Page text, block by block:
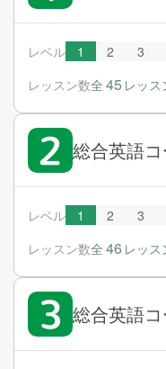
レベル 1 2 3
レッスン数全 45 レッス
総合英語コ
レベル 1 2 3
レッスン数全 46 レッス
総合英語コ